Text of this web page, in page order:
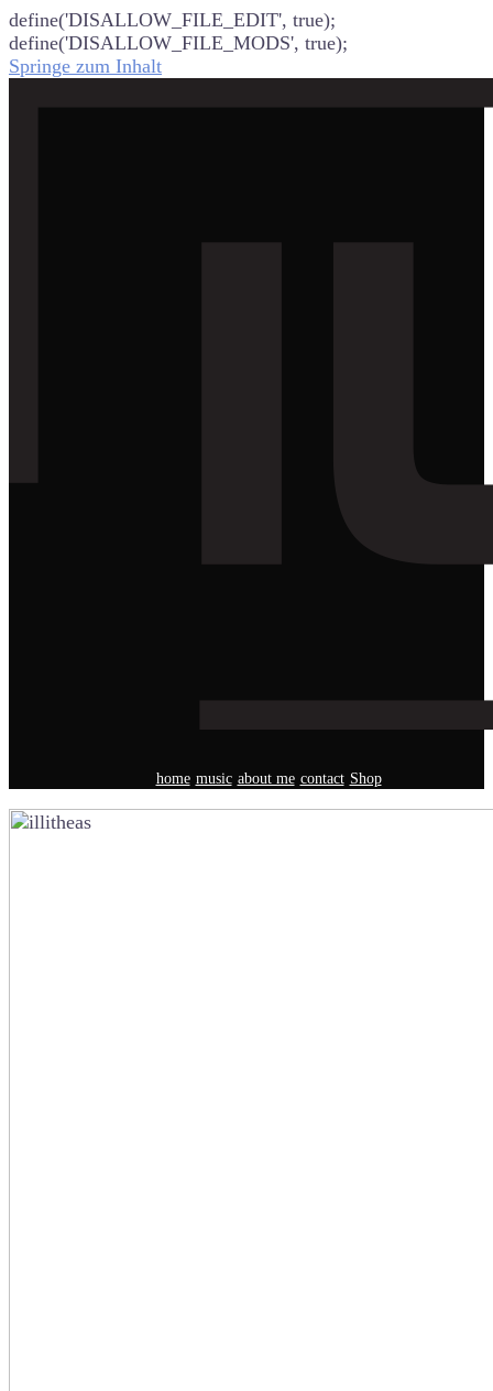
define('DISALLOW_FILE_EDIT', true);
define('DISALLOW_FILE_MODS', true);
Springe zum Inhalt
home music about me contact Shop